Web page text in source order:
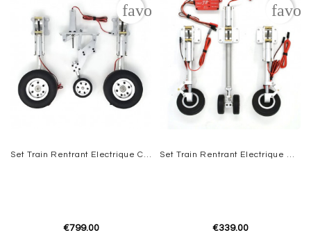
MOTEURS
BRUSHLESS
SPEDD
CONTROLEURS
(ESC)
Set Train Rentrant Electrique Complet CORSAIR F4U 2,3m - 2,7m
€799.00
favorite_border
Set Train Rentrant Electrique Rafale Avons 1.26m Complet JP HOBBY
€339.00